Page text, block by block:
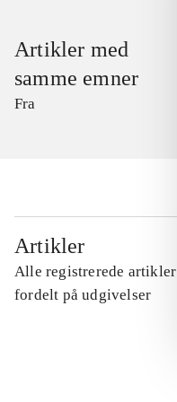
Artikler med
samme emner
Fra
Artikler
Alle registrerede artikler
fordelt på udgivelser